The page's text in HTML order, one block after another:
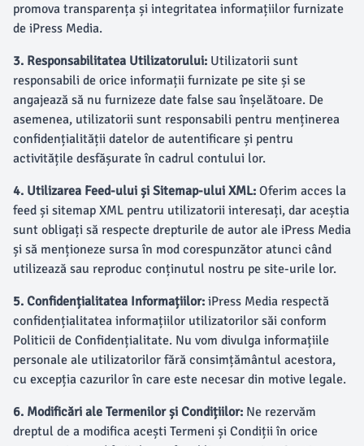
promova transparența și integritatea informațiilor furnizate
de iPress Media.
3. Responsabilitatea Utilizatorului: Utilizatorii sunt
responsabili de orice informații furnizate pe site și se
angajează să nu furnizeze date false sau înșelătoare. De
asemenea, utilizatorii sunt responsabili pentru menținerea
confidențialității datelor de autentificare și pentru
activitățile desfășurate în cadrul contului lor.
4. Utilizarea Feed-ului și Sitemap-ului XML: Oferim acces la
feed și sitemap XML pentru utilizatorii interesați, dar aceștia
sunt obligați să respecte drepturile de autor ale iPress Media
și să menționeze sursa în mod corespunzător atunci când
utilizează sau reproduc conținutul nostru pe site-urile lor.
5. Confidențialitatea Informațiilor: iPress Media respectă
confidențialitatea informațiilor utilizatorilor săi conform
Politicii de Confidențialitate. Nu vom divulga informațiile
personale ale utilizatorilor fără consimțământul acestora,
cu excepția cazurilor în care este necesar din motive legale.
6. Modificări ale Termenilor și Condițiilor: Ne rezervăm
dreptul de a modifica acești Termeni și Condiții în orice